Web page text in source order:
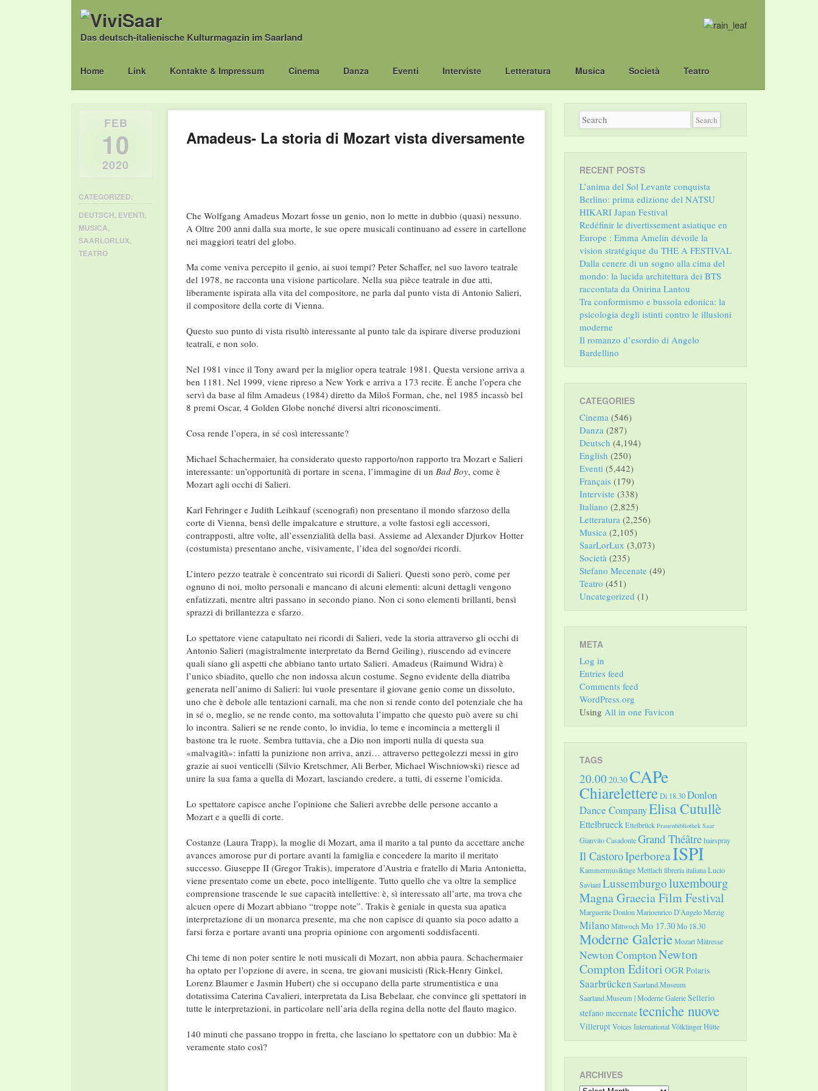
Das deutsch-italienische Kulturmagazin im Saarland
Main menu
Skip
Home Link Kontakte & Impressum Cinema Danza Eventi Interviste Letteratura Musica Società Teatro
Amadeus- La storia di Mozart vista diversamente
Che Wolfgang Amadeus Mozart fosse un genio, non lo mette in dubbio (quasi) nessuno.
A Oltre 200 anni dalla sua morte, le sue opere musicali continuano ad essere in cartellone
nei maggiori teatri del globo.
Ma come veniva percepito il genio, ai suoi tempi? Peter Schaffer, nel suo lavoro teatrale
del 1978, ne racconta una visione particolare. Nella sua pièce teatrale in due atti,
liberamente ispirata alla vita del compositore, ne parla dal punto vista di Antonio Salieri,
il compositore della corte di Vienna.
Questo suo punto di vista risultò interessante al punto tale da ispirare diverse produzioni
teatrali, e non solo.
Nel 1981 vince il Tony award per la miglior opera teatrale 1981. Questa versione arriva a
ben 1181. Nel 1999, viene ripreso a New York e arriva a 173 recite. È anche l’opera che
servì da base al film Amadeus (1984) diretto da Miloš Forman, che, nel 1985 incassò bel
8 premi Oscar, 4 Golden Globe nonché diversi altri riconoscimenti.
Cosa rende l’opera, in sé così interessante?
Michael Schachermaier, ha considerato questo rapporto/non rapporto tra Mozart e Salieri
interessante: un’opportunità di portare in scena, l’immagine di un Bad Boy, come è
Mozart agli occhi di Salieri.
Karl Fehringer e Judith Leihkauf (scenografi) non presentano il mondo sfarzoso della
corte di Vienna, bensì delle impalcature e strutture, a volte fastosi egli accessori,
contrapposti, altre volte, all’essenzialità della basi. Assieme ad Alexander Djurkov Hotter
(costumista) presentano anche, visivamente, l’idea del sogno/dei ricordi.
L’intero pezzo teatrale è concentrato sui ricordi di Salieri. Questi sono però, come per
ognuno di noi, molto personali e mancano di alcuni elementi: alcuni dettagli vengono
enfatizzati, mentre altri passano in secondo piano. Non ci sono elementi brillanti, bensì
sprazzi di brillantezza e sfarzo.
Lo spettatore viene catapultato nei ricordi di Salieri, vede la storia attraverso gli occhi di
Antonio Salieri (magistralmente interpretato da Bernd Geiling), riuscendo ad evincere
quali siano gli aspetti che abbiano tanto urtato Salieri. Amadeus (Raimund Widra) è
l’unico sbiadito, quello che non indossa alcun costume. Segno evidente della diatriba
generata nell’animo di Salieri: lui vuole presentare il giovane genio come un dissoluto,
uno che è debole alle tentazioni carnali, ma che non si rende conto del potenziale che ha
in sé o, meglio, se ne rende conto, ma sottovaluta l’impatto che questo può avere su chi
lo incontra. Salieri se ne rende conto, lo invidia, lo teme e incomincia a mettergli il
bastone tra le ruote. Sembra tuttavia, che a Dio non importi nulla di questa sua
«malvagità»: infatti la punizione non arriva, anzi… attraverso pettegolezzi messi in giro
grazie ai suoi venticelli (Silvio Kretschmer, Ali Berber, Michael Wischniowski) riesce ad
unire la sua fama a quella di Mozart, lasciando credere, a tutti, di esserne l’omicida.
Lo spettatore capisce anche l’opinione che Salieri avrebbe delle persone accanto a
Mozart e a quelli di corte.
Costanze (Laura Trapp), la moglie di Mozart, ama il marito a tal punto da accettare anche
avances amorose pur di portare avanti la famiglia e concedere la marito il meritato
successo. Giuseppe II (Gregor Trakis), imperatore d’Austria e fratello di Maria Antonietta,
viene presentato come un ebete, poco intelligente. Tutto quello che va oltre la semplice
comprensione trascende le sue capacità intellettive: è, sì interessato all’arte, ma trova che
alcuen opere di Mozart abbiano “troppe note”. Trakis è geniale in questa sua apatica
interpretazione di un monarca presente, ma che non capisce di quanto sia poco adatto a
farsi forza e portare avanti una propria opinione con argomenti soddisfacenti.
Chi teme di non poter sentire le noti musicali di Mozart, non abbia paura. Schachermaier
ha optato per l’opzione di avere, in scena, tre giovani musicisti (Rick-Henry Ginkel,
Lorenz Blaumer e Jasmin Hubert) che si occupano della parte strumentistica e una
dotatissima Caterina Cavalieri, interpretata da Lisa Bebelaar, che convince gli spettatori in
tutte le interpretazioni, in particolare nell’aria della regina della notte del flauto magico.
140 minuti che passano troppo in fretta, che lasciano lo spettatore con un dubbio: Ma è
veramente stato così?
FEB
10
2020
CATEGORIZED:
DEUTSCH, EVENTI,
MUSICA,
SAARLORLUX,
TEATRO
RECENT POSTS
L’anima del Sol Levante conquista
Berlino: prima edizione del NATSU
HIKARI Japan Festival
Redéfinir le divertissement asiatique en
Europe : Emma Amelin dévoile la
vision stratégique du THE A FESTIVAL
Dalla cenere di un sogno alla cima del
mondo: la lucida architettura dei BTS
raccontata da Onirina Lantou
Tra conformismo e bussola edonica: la
psicologia degli istinti contro le illusioni
moderne
Il romanzo d’esordio di Angelo
Bardellino
CATEGORIES
Cinema (546)
Danza (287)
Deutsch (4,194)
English (250)
Eventi (5,442)
Français (179)
Interviste (338)
Italiano (2,825)
Letteratura (2,256)
Musica (2,105)
SaarLorLux (3,073)
Società (235)
Stefano Mecenate (49)
Teatro (451)
Uncategorized (1)
META
Log in
Entries feed
Comments feed
WordPress.org
Using All in one Favicon
TAGS
20.00 20.30CAPe
ChiarelettereDi 18.30Donlon
Dance CompanyElisa Cutullè
EttelbrueckEttelbrück Frauenbibliothek Saar
Gianvito CasadonteGrand Théâtrehairspray
Il CastoroIperboreaISPI
Kammermusiktage Mettlachlibreria italianaLucio
SavianiLussemburgoluxembourg
Magna Graecia Film Festival
Marguerite DonlonMarioenrico D'AngeloMerzig
MilanoMittwochMo 17.30Mo 18.30
Moderne GalerieMozartMätresse
Newton ComptonNewton
Compton Editori OGRPolaris
SaarbrückenSaarland.Museum
Saarland.Museum | Moderne GalerieSellerio
stefano mecenatetecniche nuove
VilleruptVoices InternationalVölklinger Hütte
ARCHIVES